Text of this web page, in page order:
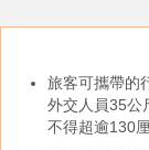
旅客可攜帶的
外交人員35公
不得超逾130